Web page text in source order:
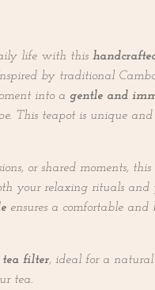
life with this
by traditional
into a gentle and
This teapot is unique and
or shared moments, this
your relaxing rituals and
ensures a comfortable and
tea filter, ideal for a natural
tea.